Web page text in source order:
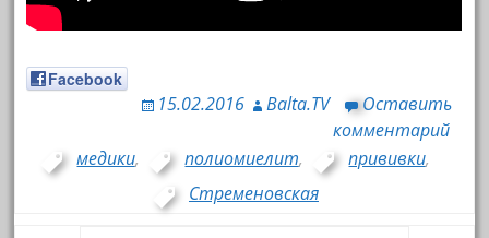
Facebook
15.02.2016 Balta.TV
Оставить
комментарий
медики, полиомиелит, прививки,
Стременовская